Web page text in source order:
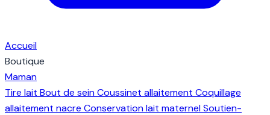
Accueil
Boutique
Maman
Tire lait Bout de seinCoussinet allaitement Coquillage
allaitement nacre Conservation lait maternelSoutien-